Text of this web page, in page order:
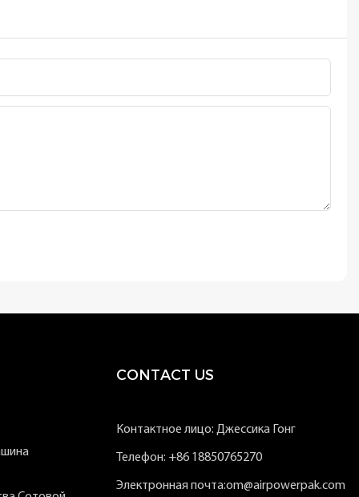
CONTACT US
Контактное лицо: Джессика Гонг
Телефон: +86 18850765270
Электронная почта:om@airpowerpak.com